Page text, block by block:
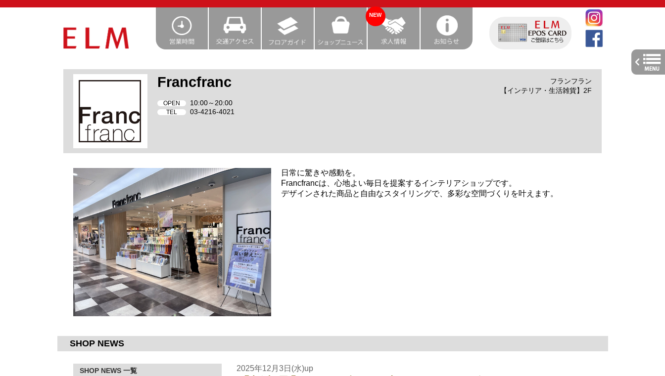
toggle
NEW
Francfranc
フランフラン
【インテリア・生活雑貨】2F
OPEN 10:00～20:00
TEL 03-4216-4021
日常に驚きや感動を。
Francfrancは、心地よい毎日を提案するインテリアショップです。
デザインされた商品と自由なスタイリングで、多彩な空間づくりを叶えます。
SHOP NEWS
SHOP NEWS 一覧 2025年12月3日(水)up